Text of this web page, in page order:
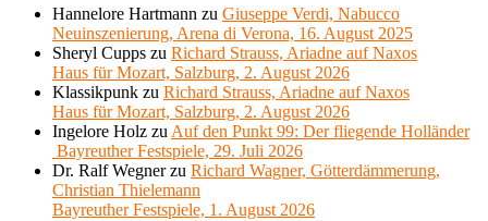
Hannelore Hartmann zu Giuseppe Verdi, Nabucco
Neuinszenierung, Arena di Verona, 16. August 2025
Sheryl Cupps zu Richard Strauss, Ariadne auf Naxos
Haus für Mozart, Salzburg, 2. August 2026
Klassikpunk zu Richard Strauss, Ariadne auf Naxos
Haus für Mozart, Salzburg, 2. August 2026
Ingelore Holz zu Auf den Punkt 99: Der fliegende Holländer
Bayreuther Festspiele, 29. Juli 2026
Dr. Ralf Wegnerzu Richard Wagner, Götterdämmerung,
Christian Thielemann
Bayreuther Festspiele, 1. August 2026